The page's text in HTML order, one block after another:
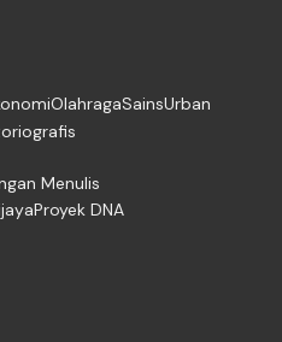
OlahragaSainsUrban
Menulis
Proyek DNA